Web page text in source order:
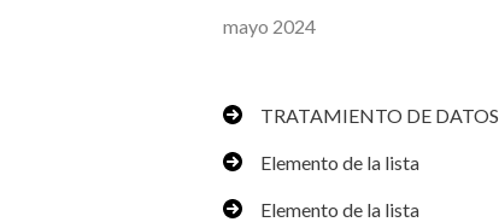
mayo 2024
TRATAMIENTO DE DATOS
Elemento de la lista
Elemento de la lista